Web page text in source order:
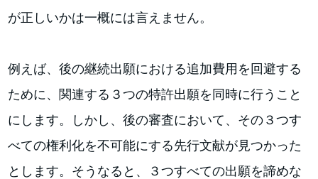
が正しいかは一概には言えません。
例えば、後の継続出願における追加費用を回避する
ために、関連する３つの特許出願を同時に行うこと
にします。しかし、後の審査において、その３つす
べての権利化を不可能にする先行文献が見つかった
とします。そうなると、３つすべての出願を諦めな